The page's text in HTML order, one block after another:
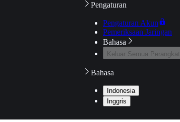
Pengaturan
Pengaturan Akun
Pemeriksaan Jaringan
Bahasa
Keluar Semua Perangkat
Bahasa
Indonesia
Inggris